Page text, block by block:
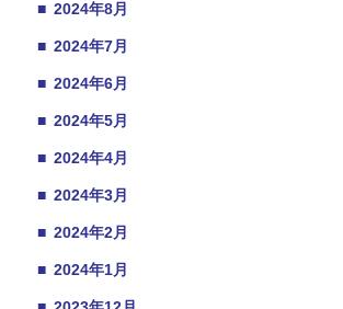
■ 2024年8月
■ 2024年7月
■ 2024年6月
■ 2024年5月
■ 2024年4月
■ 2024年3月
■ 2024年2月
■ 2024年1月